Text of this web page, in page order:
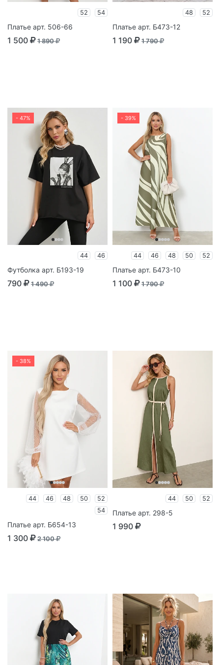
52 54
Платье арт. 506-66
1 500 1 890
48 52
Платье арт. Б473-12
1 190 1 790
- 47%
44 46
Футболка арт. Б193-19
790 1 490
- 39%
44 46 48 50 52
Платье арт. Б473-10
1 100 1 790
- 38%
44 46 48 50
52
54
Платье арт. Б654-13
1 300 2 100
44 50 52
Платье арт. 298-5
1 990